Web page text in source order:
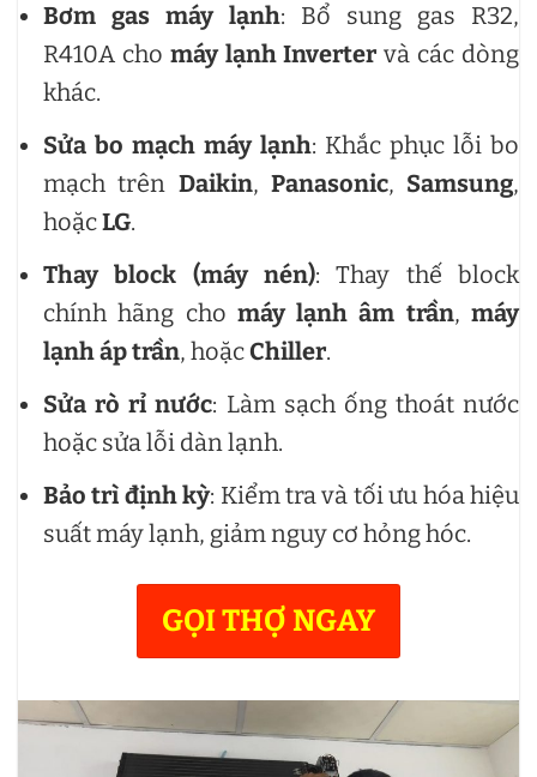
Bơm gas máy lạnh: Bổ sung gas R32,
R410A cho máy lạnh Inverter và các dòng
khác.
Sửa bo mạch máy lạnh: Khắc phục lỗi bo
mạch trên Daikin, Panasonic, Samsung,
hoặcLG.
Thay block (máy nén): Thay thế block
chính hãng cho máy lạnh âm trần,máy
lạnh áp trần, hoặcChiller.
Sửa rò rỉ nước: Làm sạch ống thoát nước
hoặc sửa lỗi dàn lạnh.
Bảo trì định kỳ: Kiểm tra và tối ưu hóa hiệu
suất máy lạnh, giảm nguy cơ hỏng hóc.
GỌI THỢ NGAY